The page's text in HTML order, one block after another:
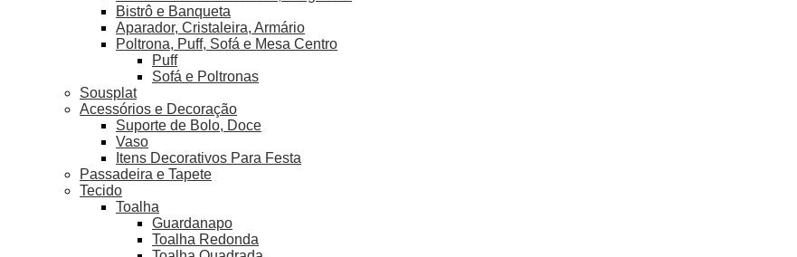
Bistrô e Banqueta
Aparador, Cristaleira, Armário
Poltrona, Puff, Sofá e Mesa Centro
Puff
Sofá e Poltronas
Sousplat
Acessórios e Decoração
Suporte de Bolo, Doce
Vaso
Itens Decorativos Para Festa
Passadeira e Tapete
Tecido
Toalha
Guardanapo
Toalha Redonda